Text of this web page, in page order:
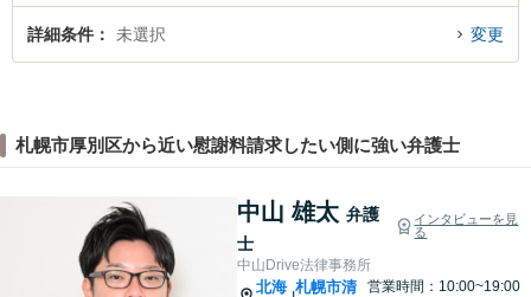
詳細条件 未選択 変更
札幌市厚別区から近い慰謝料請求したい側に強い弁護士
中山 雄太 弁護
士
インタビューを見
る
中山Drive法律事務所
北海 札幌市清
営業時間：10:00~19:00